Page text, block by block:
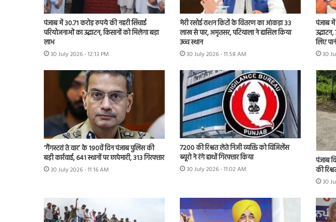
पंजाब में 30.71 करोड़ रुपये की नहरी सिंचाई
परियोजनाओं का उद्घाटन, किसानों को मिलेगा बड़ा
लाभ
30 July 2026 - 12:13 PM
मेरी रसोई राशन किटों के वितरण का आंकड़ा 33
लाख से पार, अमृतसर, पटियाला ने हासिल किया
उच्च स्थान
30 July 2026 - 11:58 AM
पंजाब
लिए
30
‘गैंगस्टरां ते वार’ के 190वें दिन पंजाब पुलिस की
बड़ी कार्रवाई, 641 स्थानों पर छापेमारी, 313 गिरफ्तार
30 July 2026 - 11:16 AM
7200 की रिश्वत लेते निजी व्यक्ति को विजिलेंस
ब्यूरो ने रंगे हाथों गिरफ्तार किया
30 July 2026 - 11:02 AM
पंजाब
की
30